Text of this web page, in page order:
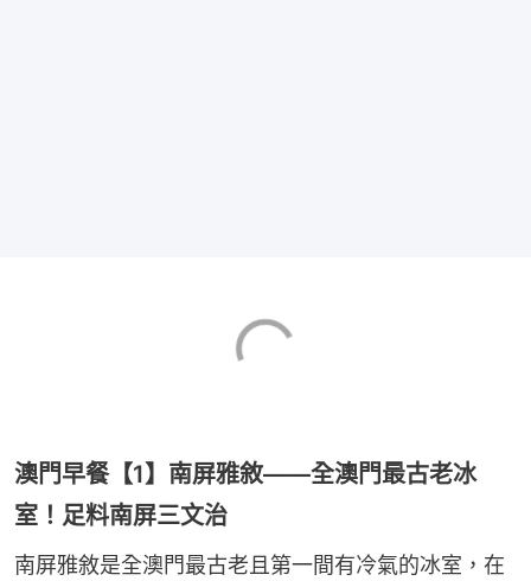
澳門早餐【1】南屏雅敘——全澳門最古老冰
室！足料南屏三文治
南屏雅敘是全澳門最古老且第一間有冷氣的冰室，在